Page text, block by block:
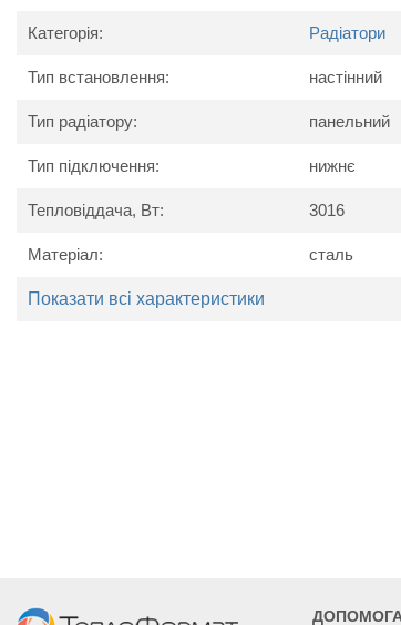
Найменування
Категорія: Радіатори
Тип встановлення: настінний
Тип радіатору: панельний
Тип підключення: нижнє
Тепловіддача, Вт: 3016
Матеріал: сталь
Показати всі характеристики